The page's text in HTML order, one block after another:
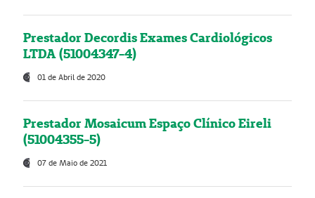
Prestador Decordis Exames Cardiológicos
LTDA (51004347-4)
01 de Abril de 2020
Prestador Mosaicum Espaço Clínico Eireli
(51004355-5)
07 de Maio de 2021